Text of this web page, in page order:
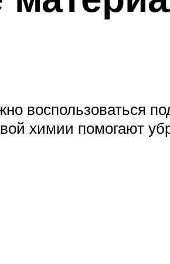
воспользоваться
химии помогают